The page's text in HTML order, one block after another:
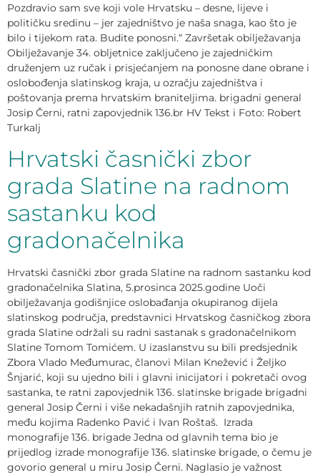
Pozdravio sam sve koji vole Hrvatsku – desne, lijeve i
političku sredinu – jer zajedništvo je naša snaga, kao što je
bilo i tijekom rata. Budite ponosni.“ Završetak obilježavanja
Obilježavanje 34. obljetnice zaključeno je zajedničkim
druženjem uz ručak i prisjećanjem na ponosne dane obrane i
oslobođenja slatinskog kraja, u ozračju zajedništva i
poštovanja prema hrvatskim braniteljima. brigadni general
Josip Černi, ratni zapovjednik 136.br HV Tekst i Foto: Robert
Turkalj
Hrvatski časnički zbor
grada Slatine na radnom
sastanku kod
gradonačelnika
Hrvatski časnički zbor grada Slatine na radnom sastanku kod
gradonačelnika Slatina, 5.prosinca 2025.godine Uoči
obilježavanja godišnjice oslobađanja okupiranog dijela
slatinskog područja, predstavnici Hrvatskog časničkog zbora
grada Slatine održali su radni sastanak s gradonačelnikom
Slatine Tomom Tomićem. U izaslanstvu su bili predsjednik
Zbora Vlado Međumurac, članovi Milan Knežević i Željko
Šnjarić, koji su ujedno bili i glavni inicijatori i pokretači ovog
sastanka, te ratni zapovjednik 136. slatinske brigade brigadni
general Josip Černi i više nekadašnjih ratnih zapovjednika,
među kojima Radenko Pavić i Ivan Roštaš. Izrada
monografije 136. brigade Jedna od glavnih tema bio je
prijedlog izrade monografije 136. slatinske brigade, o čemu je
govorio general u miru Josip Černi. Naglasio je važnost